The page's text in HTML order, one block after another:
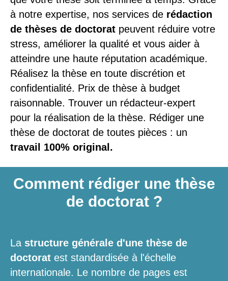
à notre expertise, nos services de rédaction
de thèses de doctorat peuvent réduire votre
stress, améliorer la qualité et vous aider à
atteindre une haute réputation académique.
Réalisez la thèse en toute discrétion et
confidentialité. Prix ​​de thèse à budget
raisonnable. Trouver un rédacteur-expert
pour la réalisation de la thèse. Rédiger une
thèse de doctorat de toutes pièces : un
travail 100% original.
Comment rédiger une thèse
de doctorat ?
La structure générale d'une thèse de
doctorat est standardisée à l'échelle
internationale. Le nombre de pages est